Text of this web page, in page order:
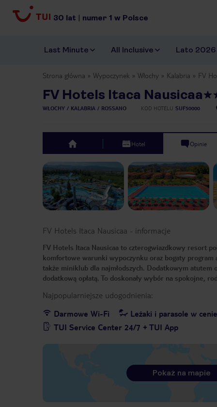
30 lat | numer 1 w Polsce
Last Minute All Inclusive Lato 2026
Strona główna Wypoczynek Włochy Kalabria FV
FV Hotels Itaca Nausicaa
WŁOCHY KALABRIA ROSSANO KOD HOTELU SUF50000
top Hotel Opinie
Previous slide
FV Hotels Itaca Nausicaa - informacje
FV Hotels Itaca Nausicaa to czterogwiazdkowy resort
komfortowe warunki wypoczynku oraz bogaty program
także miniklub dla najmłodszych. Dodatkowym
dodatkową opłatą. To doskonały wybór na spokojne,
Najpopularniejsze udogodnienia:
Darmowe Wi-Fi
Leżaki i parasole w cenie
TUI Service Center 24/7 + TUI App
Pokaż na mapie